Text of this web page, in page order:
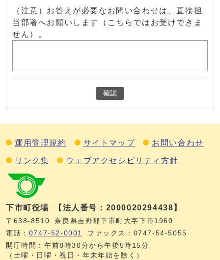
（注意）お答えが必要なお問い合わせは、直接担
当部署へお願いします（こちらではお受けできま
せん）。
確認
運用管理規約 サイトマップ お問い合わせ
リンク集 ウェブアクセシビリティ方針
下市町役場 【法人番号：2000020294438】
〒638-8510
奈良県吉野郡下市町大字下市1960
電話： 0747‐52‐0001
ファックス：0747‐54‐5055
開庁時間：午前8時30分から午後5時15分
（土曜・日曜・祝日・年末年始を除く）